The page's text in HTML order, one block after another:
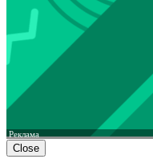
Реклама
Close